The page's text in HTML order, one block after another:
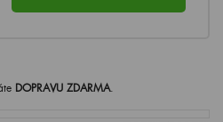
DOPRAVU ZDARMA.